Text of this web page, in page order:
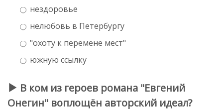
нездоровье
нелюбовь в Петербургу
"охоту к перемене мест"
южную ссылку
В ком из героев романа "Евгений
Онегин" воплощён авторский идеал?